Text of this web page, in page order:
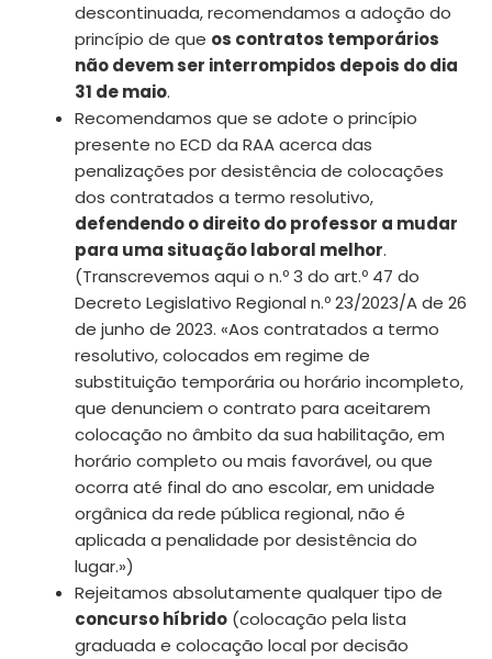
descontinuada, recomendamos a adoção do
princípio de que os contratos temporários
não devem ser interrompidos depois do dia
31 de maio.
Recomendamos que se adote o princípio
presente no ECD da RAA acerca das
penalizações por desistência de colocações
dos contratados a termo resolutivo,
defendendo o direito do professor a mudar
para uma situação laboral melhor.
(Transcrevemos aqui o n.º 3 do art.º 47 do
Decreto Legislativo Regional n.º 23/2023/A de 26
de junho de 2023. «Aos contratados a termo
resolutivo, colocados em regime de
substituição temporária ou horário incompleto,
que denunciem o contrato para aceitarem
colocação no âmbito da sua habilitação, em
horário completo ou mais favorável, ou que
ocorra até final do ano escolar, em unidade
orgânica da rede pública regional, não é
aplicada a penalidade por desistência do
lugar.»)
Rejeitamos absolutamente qualquer tipo de
concurso híbrido (colocação pela lista
graduada e colocação local por decisão